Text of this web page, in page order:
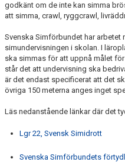
BETYG I SKOLAN - LGR 22
BAD-, BÅT- IS- OCH VÄDERVETT
KONTAKT
BOKA HÄR
godkänt om de inte kan simma
att simma, crawl, ryggcrawl,
Svenska Simförbundet har arbetet
simundervisningen i skolan. I
ska simmas för att uppnå målet
står det att undervisning ska
är det endast specificerat att det
övriga 150 meterna anges inget
Läs nedanstående länkar där det
Lgr 22, Svensk Simidrott
Svenska Simförbundets